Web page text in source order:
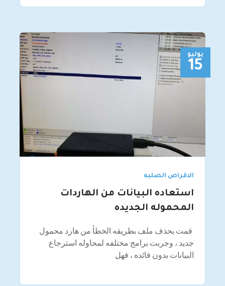
يوليو
15
الاقراص الصلبه
استعاده البيانات من الهاردات
المحموله الجديده
قمت بحذف ملف بطريقه الخطأ من هارد محمول
جديد ، وجربت برامج مختلفه لمحاوله استرجاع
البيانات بدون فائده ، فهل